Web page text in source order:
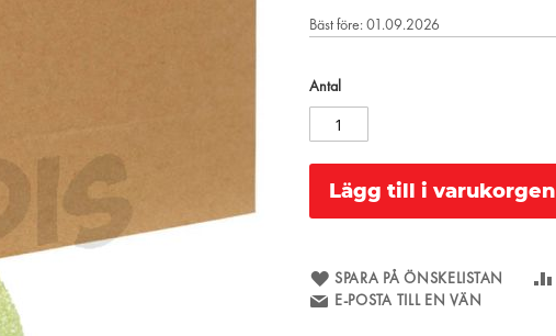
Bäst före: 01.09.2026
Antal
Lägg till i varukorgen
SPARA PÅ ÖNSKELISTAN
E-POSTA TILL EN VÄN